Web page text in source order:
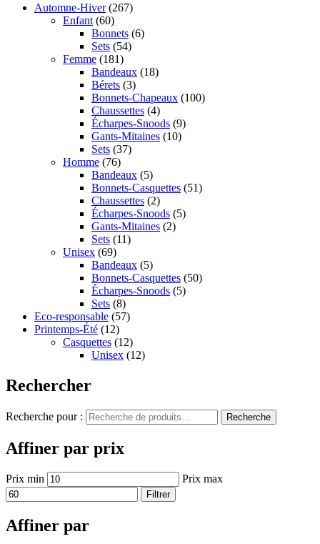
Automne-Hiver (267)
Enfant (60)
Bonnets (6)
Sets (54)
Femme (181)
Bandeaux (18)
Bérets (3)
Bonnets-Chapeaux (100)
Chaussettes (4)
Écharpes-Snoods (9)
Gants-Mitaines (10)
Sets (37)
Homme (76)
Bandeaux (5)
Bonnets-Casquettes (51)
Chaussettes (2)
Écharpes-Snoods (5)
Gants-Mitaines (2)
Sets (11)
Unisex (69)
Bandeaux (5)
Bonnets-Casquettes (50)
Écharpes-Snoods (5)
Sets (8)
Eco-responsable (57)
Printemps-Été (12)
Casquettes (12)
Unisex (12)
Rechercher
Recherche pour : Recherche
Affiner par prix
Prix min Prix max
Filtrer
Affiner par